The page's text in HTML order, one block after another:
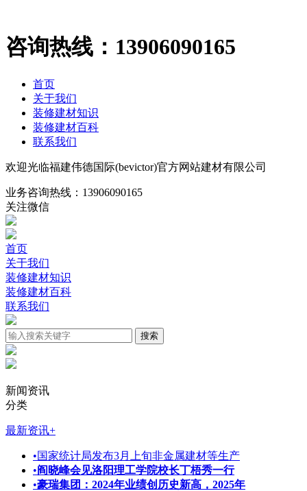
咨询热线： 13906090165
首页
关于我们
装修建材知识
装修建材百科
联系我们
欢迎光临福建伟德国际(bevictor)官方网站建材有限公司
业务咨询热线： 13906090165
关注微信
首页
关于我们
装修建材知识
装修建材百科
联系我们
新闻资讯
分类
最新资讯+
•国家统计局发布3月上旬非金属建材等生产
•阎晓峰会见洛阳理工学院校长丁梧秀一行
•豪瑞集团：2024年业绩创历史新高，2025年